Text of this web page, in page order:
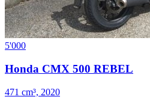
5'000
Honda CMX 500 REBEL
471 cm³, 2020